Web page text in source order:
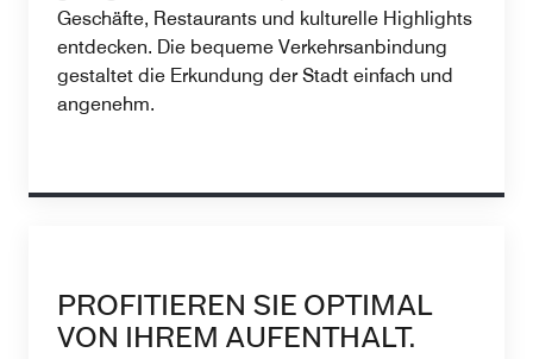
Geschäfte, Restaurants und kulturelle Highlights
entdecken. Die bequeme Verkehrsanbindung
gestaltet die Erkundung der Stadt einfach und
angenehm.
PROFITIEREN SIE OPTIMAL
VON IHREM AUFENTHALT.